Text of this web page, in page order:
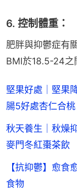
6. 控制體重：
肥胖與抑鬱症有
BMI於18.5-24之
堅果好處｜堅果
腸5好處杏仁合桃
秋天養生｜秋燥
麥門冬紅棗茶飲
【抗抑鬱】愈
食物